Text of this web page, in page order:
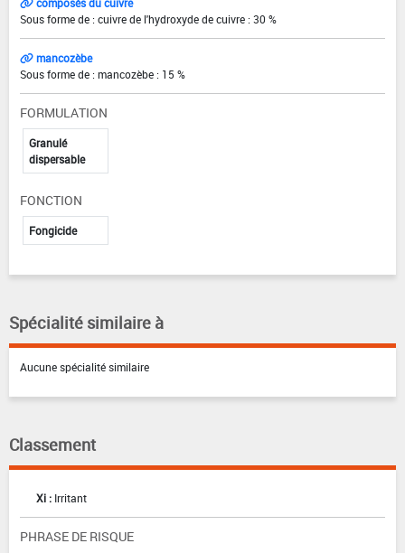
composés du cuivre
Sous forme de : cuivre de l'hydroxyde de cuivre : 30 %
mancozèbe
Sous forme de : mancozèbe : 15 %
FORMULATION
Granulé
dispersable
FONCTION
Fongicide
Spécialité similaire à
Aucune spécialité similaire
Classement
Xi : Irritant
PHRASE DE RISQUE